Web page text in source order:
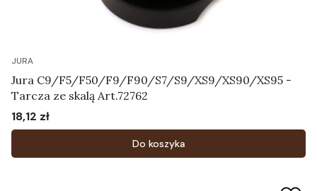
JURA
Jura C9/F5/F50/F9/F90/S7/S9/XS9/XS90/XS95 -
Tarcza ze skalą Art.72762
Cena
18,12 zł
Do koszyka